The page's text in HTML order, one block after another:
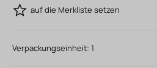
auf die Merkliste setzen
Verpackungseinheit: 1